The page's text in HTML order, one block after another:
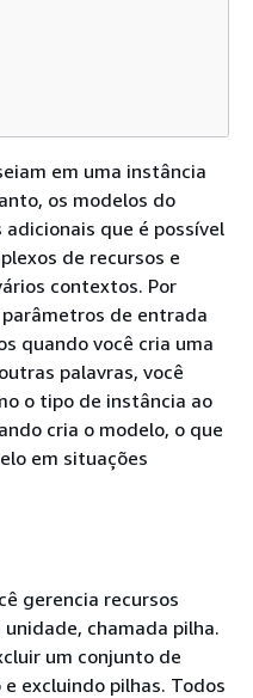
em uma instância
os modelos do
que é possível
de recursos e
contextos. Por
de entrada
quando você cria uma
palavras, você
o tipo de instância ao
cria o modelo, o que
em situações
gerencia recursos
chamada pilha.
um conjunto de
excluindo pilhas. Todos